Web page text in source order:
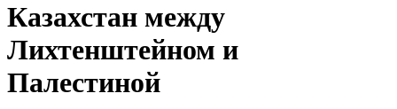
Казахстан между
Лихтенштейном и
Палестиной